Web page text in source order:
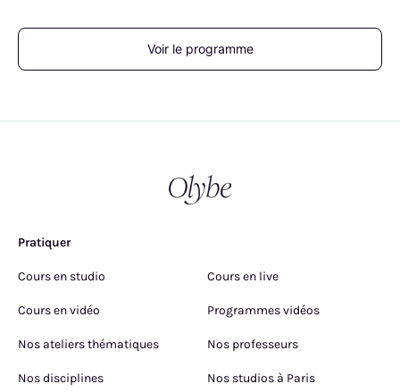
Voir le programme
Pratiquer
Cours en studio Cours en live
Cours en vidéo Programmes vidéos
Nos ateliers thématiques Nos professeurs
Nos disciplines Nos studios à Paris